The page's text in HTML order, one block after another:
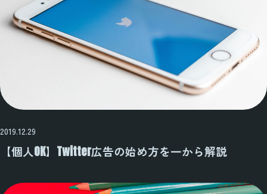
【個人OK】Twitter広告の始め方を一から解説
2019.12.29